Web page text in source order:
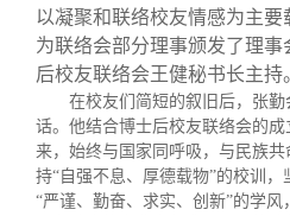
兴趣群体
西南联大校友
捐赠方法
义工计划
我要订阅
新媒体平台
清华故事
青春风采
校友文苑
终身学习
信息化服务
三创大赛
校友总会
总会简介
会长致辞
关闭
以凝聚和联络校友情感为主
为联络会部分理事颁发了理事
后校友联络会王健秘书长主持
在校友们简短的叙旧后，张
话。他结合博士后校友联络会的
来，始终与国家同呼吸，与民族
持“ 自强不息、厚德载物”的校训，
“严谨、勤奋、求实、创新”的学风